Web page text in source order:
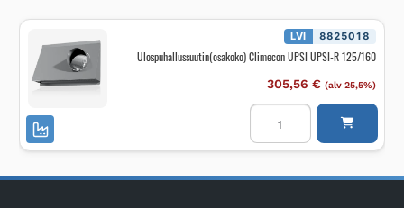
LVI 8825018
Ulospuhallussuutin(osakoko) Climecon UPSI UPSI-R 125/160
305,56 € (alv 25,5%)
Climecon
UPSI-
määrä